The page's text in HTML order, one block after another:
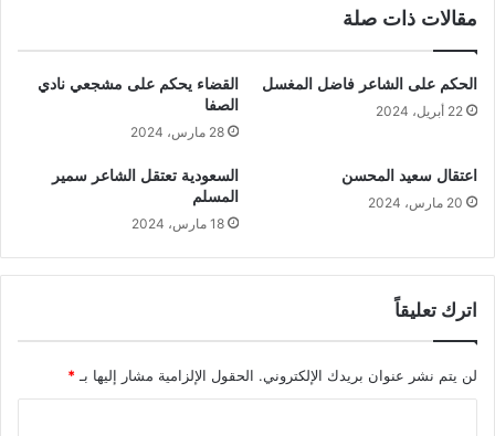
مقالات ذات صلة
الحكم على الشاعر فاضل المغسل
22 أبريل، 2024
القضاء يحكم على مشجعي نادي
الصفا
28 مارس، 2024
اعتقال سعيد المحسن
20 مارس، 2024
السعودية تعتقل الشاعر سمير
المسلم
18 مارس، 2024
اترك تعليقاً
لن يتم نشر عنوان بريدك الإلكتروني. الحقول الإلزامية مشار إليها بـ*